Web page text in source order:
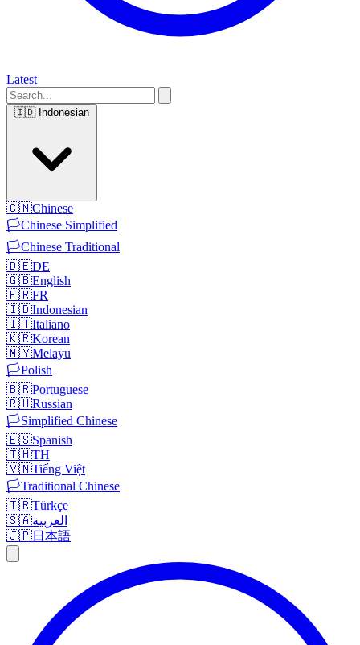
Latest
🇮🇩 Indonesian
🇨🇳Chinese
🏳️Chinese Simplified
🏳️Chinese Traditional
🇩🇪DE
🇬🇧English
🇫🇷FR
🇮🇩Indonesian
🇮🇹Italiano
🇰🇷Korean
🇲🇾Melayu
🏳️Polish
🇧🇷Portuguese
🇷🇺Russian
🏳️Simplified Chinese
🇪🇸Spanish
🇹🇭TH
🇻🇳Tiếng Việt
🏳️Traditional Chinese
🇹🇷Türkçe
🇸🇦العربية
🇯🇵日本語